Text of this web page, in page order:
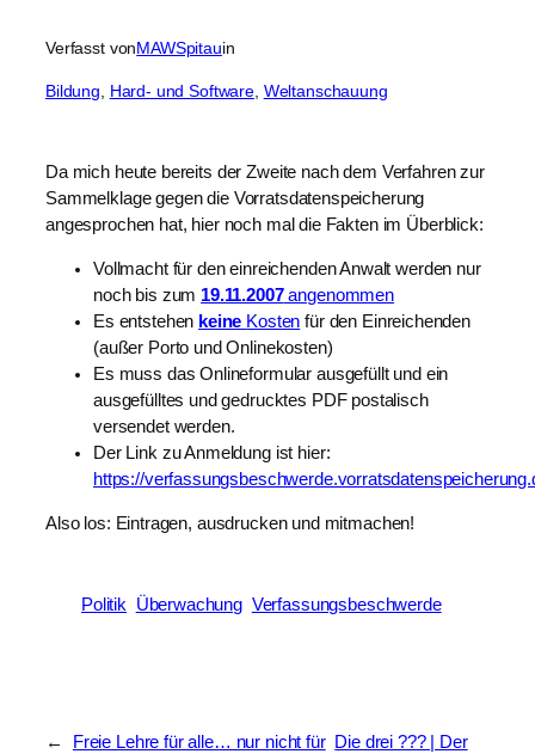
Verfasst vonMAWSpitauin
Bildung Hard- und Software Weltanschauung
Da mich heute bereits der Zweite nach dem Verfahren zur
Sammelklage gegen die Vorratsdatenspeicherung
angesprochen hat, hier noch mal die Fakten im Überblick:
Vollmacht für den einreichenden Anwalt werden nur
noch bis zum 19.11.2007angenommen
Es entstehen keine Kosten für den Einreichenden
(außer Porto und Onlinekosten)
Es muss das Onlineformular ausgefüllt und ein
ausgefülltes und gedrucktes PDF postalisch
versendet werden.
Der Link zu Anmeldung ist hier:
https://
Also los: Eintragen, ausdrucken und mitmachen!
Politik Überwachung Verfassungsbeschwerde
←
Freie Lehre für alle… nur nicht für Die drei ??? | Der